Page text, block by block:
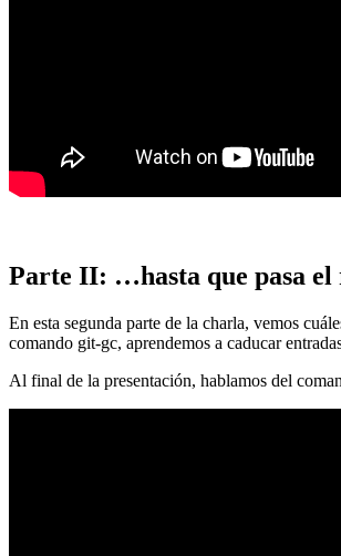
Parte II: …hasta que pasa el
En esta segunda parte de la charla, vemos
comando git-gc, aprendemos a caducar
Al final de la presentación, hablamos del